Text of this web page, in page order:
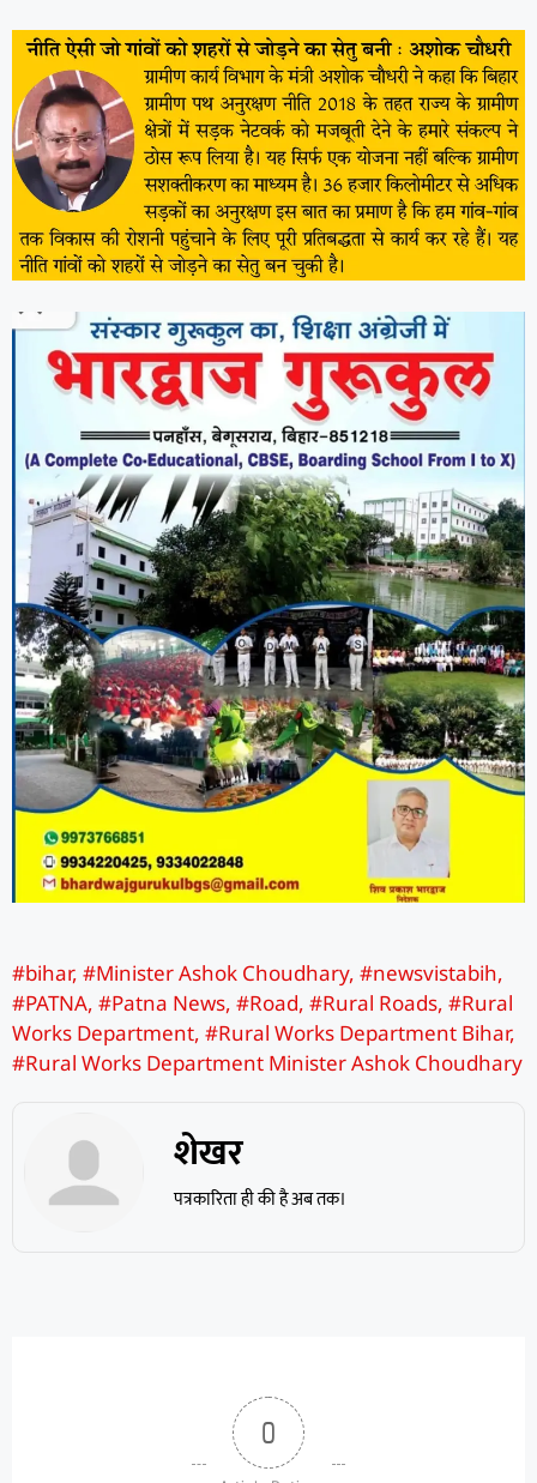
#bihar, #Minister Ashok Choudhary, #newsvistabih,
#PATNA, #Patna News, #Road, #Rural Roads, #Rural
Works Department, #Rural Works Department Bihar,
#Rural Works Department Minister Ashok Choudhary
शेखर
पत्रकारिता ही की है अब तक।
0